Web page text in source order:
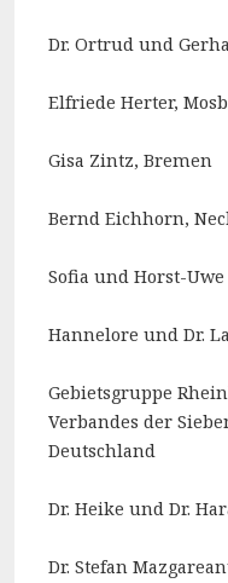
Dr. Ortrud und
Elfriede Herter,
Gisa Zintz, Bremen
Bernd Eichhorn,
Sofia und Horst-
Hannelore und Dr.
Gebietsgruppe
Verbandes der
Deutschland
Dr. Heike und Dr.
Dr. Stefan